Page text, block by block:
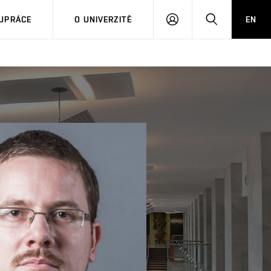
O UNIVERZITĚ
PŘIHLÁSIT HLEDATEN